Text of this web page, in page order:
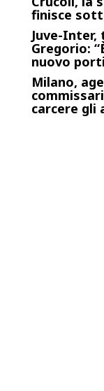
finisce
Juve-
Gregorio:
nuovo
Milano,
carcere gli